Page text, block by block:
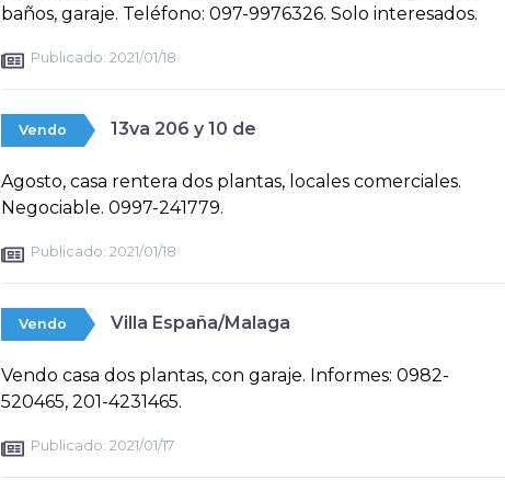
baños, garaje. Teléfono: 097-9976326. Solo interesados.
Publicado: 2021/01/18
Vendo 13va 206 y 10 de
Agosto, casa rentera dos plantas, locales comerciales.
Negociable. 0997-241779.
Publicado: 2021/01/18
Vendo Villa España/Malaga
Vendo casa dos plantas, con garaje. Informes: 0982-
520465, 201-4231465.
Publicado: 2021/01/17